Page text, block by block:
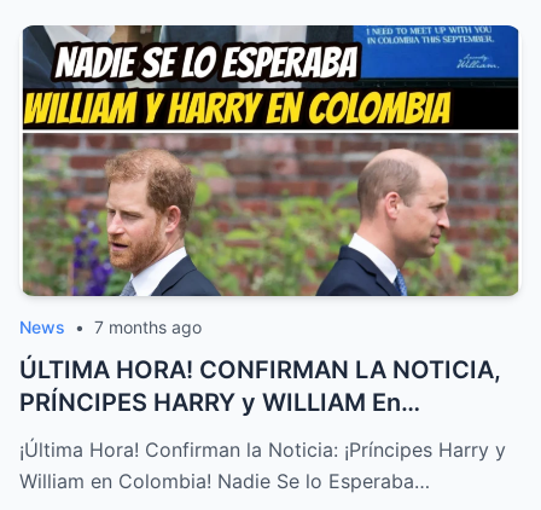
News • 7 months ago
ÚLTIMA HORA! CONFIRMAN LA NOTICIA,
PRÍNCIPES HARRY y WILLIAM En
COLOMB...
¡Última Hora! Confirman la Noticia: ¡Príncipes Harry y
William en Colombia! Nadie Se lo Esperaba…